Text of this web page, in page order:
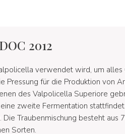
2012
verwendet wird, um alles
Pressung für die Produktion von
des Valpolicella Superiore
zweite Fermentation
Traubenmischung besteht aus
Sorten.